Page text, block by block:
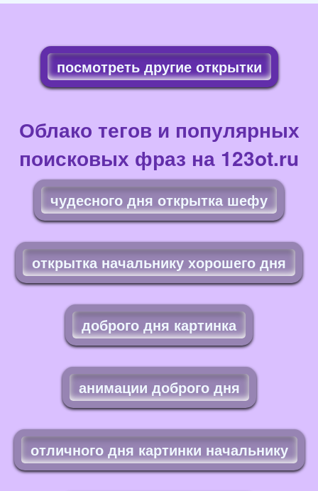
посмотреть другие открытки
Облако тегов и популярных
поисковых фраз на 123ot.ru
чудесного дня открытка шефу
открытка начальнику хорошего дня
доброго дня картинка
анимации доброго дня
отличного дня картинки начальнику